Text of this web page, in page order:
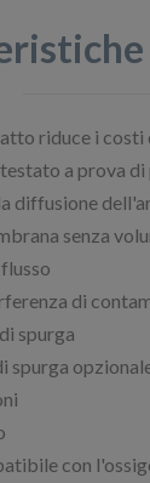
riduce i
a prova
diffusione
senza
di
spurga
spurga
con